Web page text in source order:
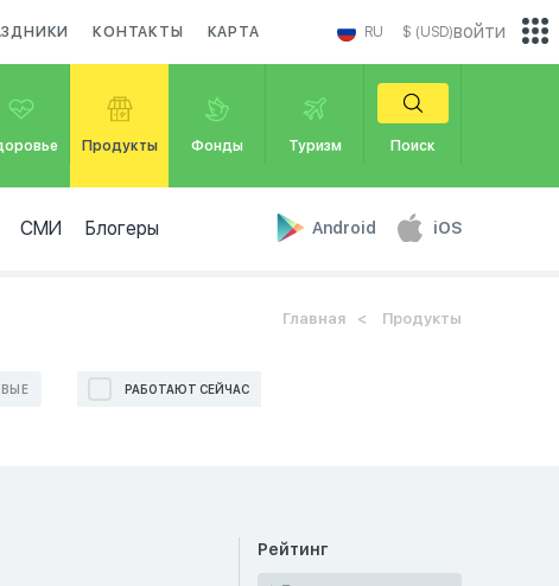
КОНТАКТЫ КАРТА RU $ (USD)
Продукты Фонды Туризм Поиск
СМИ Блогеры Android iOS
войти
Главная Продукты
РАБОТАЮТ СЕЙЧАС
Рейтинг